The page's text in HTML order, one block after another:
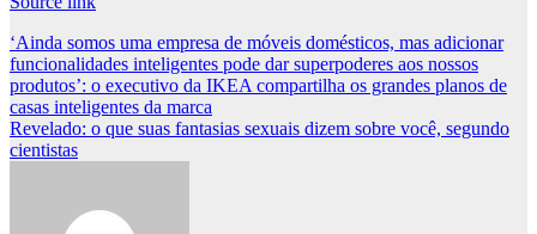
Post
navigation
‘Ainda somos uma empresa de móveis domésticos, mas adicionar
funcionalidades inteligentes pode dar superpoderes aos nossos
produtos’: o executivo da IKEA compartilha os grandes planos de
casas inteligentes da marca
Revelado: o que suas fantasias sexuais dizem sobre você, segundo
cientistas